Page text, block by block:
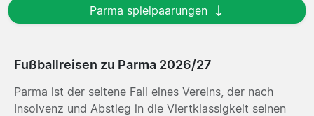
Parma spielpaarungen
Fußballreisen zu Parma 2026/27
Parma ist der seltene Fall eines Vereins, der nach
Insolvenz und Abstieg in die Viertklassigkeit seinen